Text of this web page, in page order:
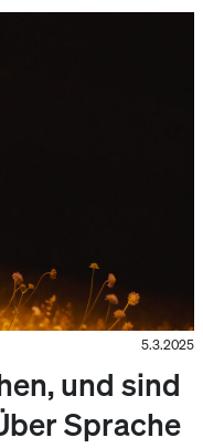
5.3.2025
und sind
Sprache